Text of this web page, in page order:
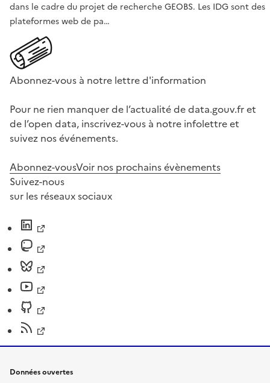
dans le cadre du projet de recherche GEOBS. Les IDG sont des
plateformes web de pa…
Abonnez-vous à notre lettre d'information
Pour ne rien manquer de l’actualité de data.gouv.fr et
de l’open data, inscrivez-vous à notre infolettre et
suivez nos événements.
Abonnez-vousVoir nos prochains évènements
Suivez-nous
sur les réseaux sociaux
Données ouvertes